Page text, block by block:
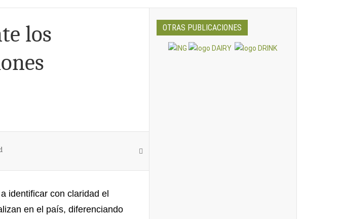
los
identificar con claridad el
en el país, diferenciando
OTRAS PUBLICACIONES